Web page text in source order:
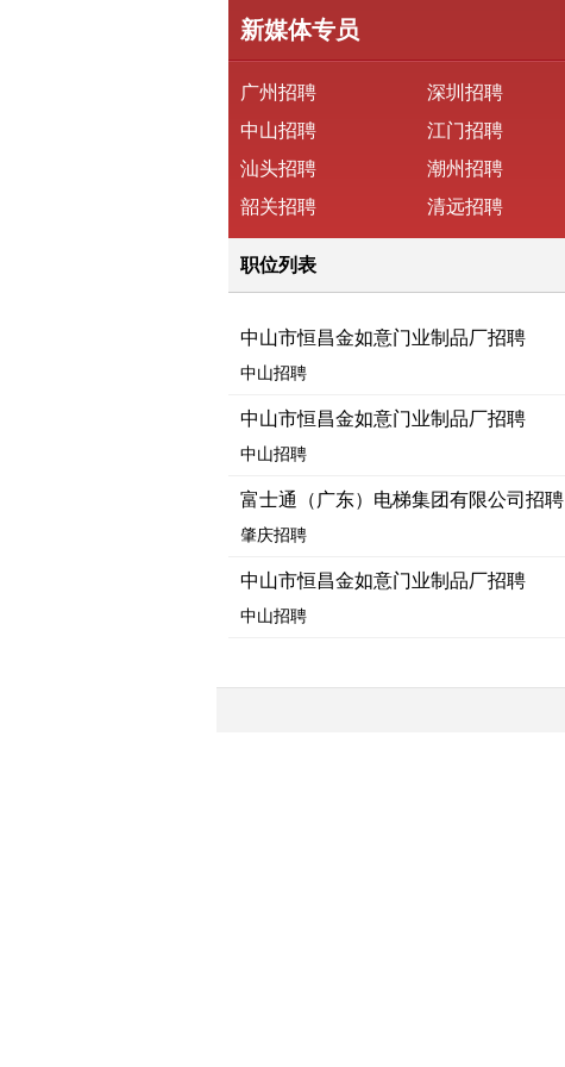
新媒体专员
广州招聘 深圳招聘
中山招聘
江门招聘
汕头招聘
潮州招聘
韶关招聘
清远招聘
职位列表
中山市恒昌金如意门业制品厂招聘
中山招聘
中山市恒昌金如意门业制品厂招聘
中山招聘
富士通（广东）电梯集团有限公司招聘
肇庆招聘
中山市恒昌金如意门业制品厂招聘
中山招聘